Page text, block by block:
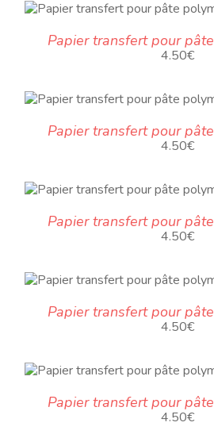
Papier transfert pour
4.50€
Papier transfert pour
4.50€
Papier transfert pour
4.50€
Papier transfert pour
4.50€
Papier transfert pour
4.50€